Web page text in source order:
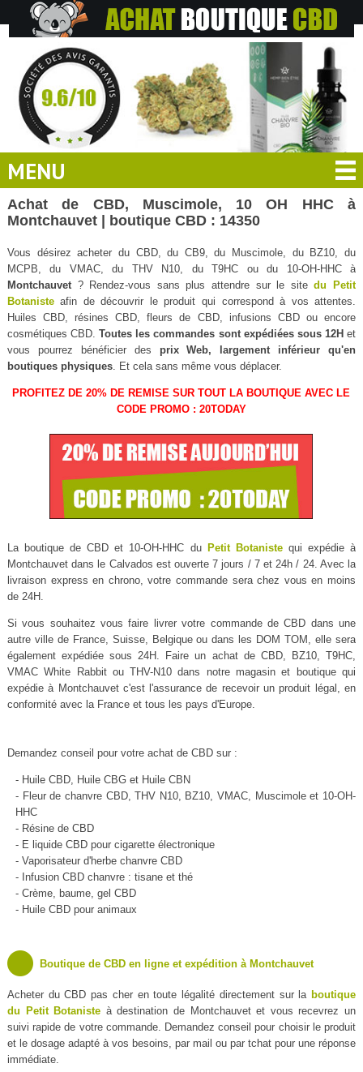
MENU
Achat de CBD, Muscimole, 10 OH HHC à
Montchauvet | boutique CBD : 14350
Vous désirez acheter du CBD, du CB9, du Muscimole, du BZ10, du
MCPB, du VMAC, du THV N10, du T9HC ou du 10-OH-HHC à
Montchauvet? Rendez-vous sans plus attendre sur le sitedu Petit
Botanisteafin de découvrir le produit qui correspond à vos attentes.
Huiles CBD, résines CBD, fleurs de CBD, infusions CBD ou encore
cosmétiques CBD.Toutes les commandes sont expédiées sous 12H et
vous pourrez bénéficier des prix Web, largement inférieur qu'en
boutiques physiques. Et cela sans même vous déplacer.
PROFITEZ DE 20% DE REMISE SUR TOUT LA BOUTIQUE AVEC LE
CODE PROMO : 20TODAY
La boutique de CBD et 10-OH-HHC du Petit Botanistequi expédie à
Montchauvet dans le Calvados est ouverte 7 jours / 7 et 24h / 24. Avec la
livraison express en chrono, votre commande sera chez vous en moins
de 24H.
Si vous souhaitez vous faire livrer votre commande de CBD dans une
autre ville de France, Suisse, Belgique ou dans les DOM TOM, elle sera
également expédiée sous 24H. Faire un achat de CBD, BZ10, T9HC,
VMAC White Rabbit ou THV-N10 dans notre magasin et boutique qui
expédie à Montchauvet c'est l'assurance de recevoir un produit légal, en
conformité avec la France et tous les pays d'Europe.
Demandez conseil pour votre achat de CBD sur :
- Huile CBD, Huile CBG et Huile CBN
- Fleur de chanvre CBD, THV N10, BZ10, VMAC, Muscimole et 10-OH-
HHC
- Résine de CBD
- E liquide CBD pour cigarette électronique
- Vaporisateur d'herbe chanvre CBD
- Infusion CBD chanvre : tisane et thé
- Crème, baume, gel CBD
- Huile CBD pour animaux
Boutique de CBD en ligne et expédition à Montchauvet
Acheter du CBD pas cher en toute légalité directement sur la boutique
du Petit Botaniste à destination de Montchauvet et vous recevrez un
suivi rapide de votre commande. Demandez conseil pour choisir le produit
et le dosage adapté à vos besoins, par mail ou par tchat pour une réponse
immédiate.